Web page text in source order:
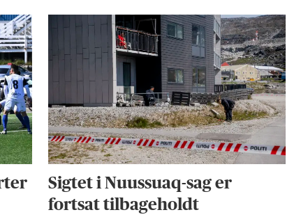
Sigtet i Nuussuaq-sag er
fortsat tilbageholdt